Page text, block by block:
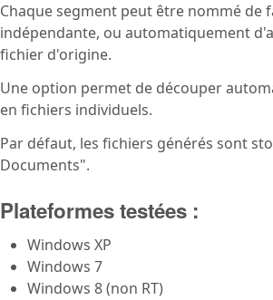
Chaque segment peut être nommé de
indépendante, ou automatiquement
fichier d'origine.
Une option permet de découper
en fichiers individuels.
Par défaut, les fichiers générés sont
Documents".
Plateformes testées :
Windows XP
Windows 7
Windows 8 (non RT)